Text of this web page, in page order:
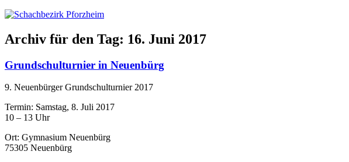
Archiv für den Tag: 16. Juni 2017
Grundschulturnier in Neuenbürg
9. Neuenbürger Grundschulturnier 2017
Termin: Samstag, 8. Juli 2017
10 – 13 Uhr
Ort: Gymnasium Neuenbürg
75305 Neuenbürg